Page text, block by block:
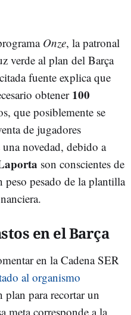
Onze, la patronal
verde al plan del Barça
fuente explica que
obtener 100
que posiblemente se
de jugadores
novedad, debido a
son conscientes de
peso pesado de la plantilla
en el Barça
en la Cadena SER
al organismo
plan para recortar un
meta corresponde a la